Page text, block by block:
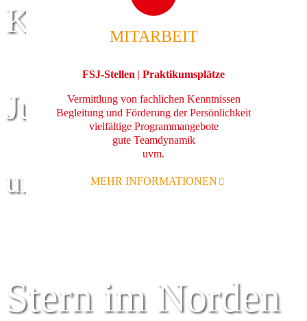
Kinder
Jugend
und Familie
Stern im Norden
MITARBEIT
FSJ-Stellen | Praktikumsplätze
Vermittlung von fachlichen Kenntnissen
Begleitung und Förderung der Persönlichkeit
vielfältige Programmangebote
gute Teamdynamik
uvm.
MEHR INFORMATIONEN